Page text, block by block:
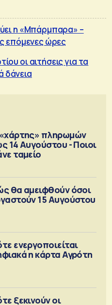
η «Μπάρμπαρα» –
επόμενες ώρες
οι αιτήσεις για τα
δάνεια
πληρωμών
14 Αυγούστου - Ποιοι
ταμείο
θα αμειφθούν όσοι
15 Αυγούστου
ενεργοποιείται
η κάρτα Αγρότη
ξεκινούν οι